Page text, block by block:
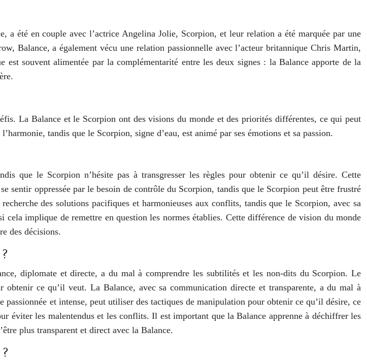
a été en couple avec l’actrice Angelina Jolie, Scorpion, et leur relation a été marquée par une
Balance, a également vécu une relation passionnelle avec l’acteur britannique Chris Martin,
est souvent alimentée par la complémentarité entre les deux signes : la Balance apporte de la
La Balance et le Scorpion ont des visions du monde et des priorités différentes, ce qui peut
tandis que le Scorpion, signe d’eau, est animé par ses émotions et sa passion.
que le Scorpion n’hésite pas à transgresser les règles pour obtenir ce qu’il désire. Cette
sentir oppressée par le besoin de contrôle du Scorpion, tandis que le Scorpion peut être frustré
des solutions pacifiques et harmonieuses aux conflits, tandis que le Scorpion, avec sa
implique de remettre en question les normes établies. Cette différence de vision du monde
des décisions.
diplomate et directe, a du mal à comprendre les subtilités et les non-dits du Scorpion. Le
ce qu’il veut. La Balance, avec sa communication directe et transparente, a du mal à
et intense, peut utiliser des tactiques de manipulation pour obtenir ce qu’il désire, ce
éviter les malentendus et les conflits. Il est important que la Balance apprenne à déchiffrer les
plus transparent et direct avec la Balance.